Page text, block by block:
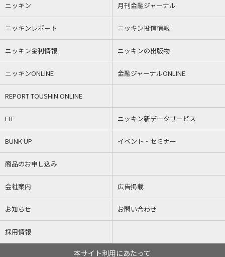
ニッキン 月刊金融ジャーナル
ニッキンレポート ニッキン投信情報
ニッキン金利情報 ニッキンの出版物
ニッキンONLINE 金融ジャーナルONLINE
REPORT TOUSHIN ONLINE
FIT ニッキン新データサービス
BUNK UP イベント・セミナー
商品のお申し込み
会社案内 広告掲載
お知らせ お問い合わせ
採用情報
本サイト利用にあたって